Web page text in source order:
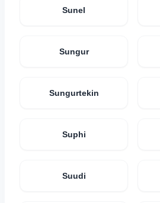
Sunel
Sungur
Sungurtekin
Suphi
Suudi